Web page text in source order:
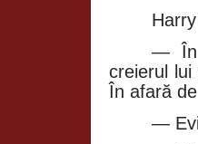
— În
creierul
În afară
—